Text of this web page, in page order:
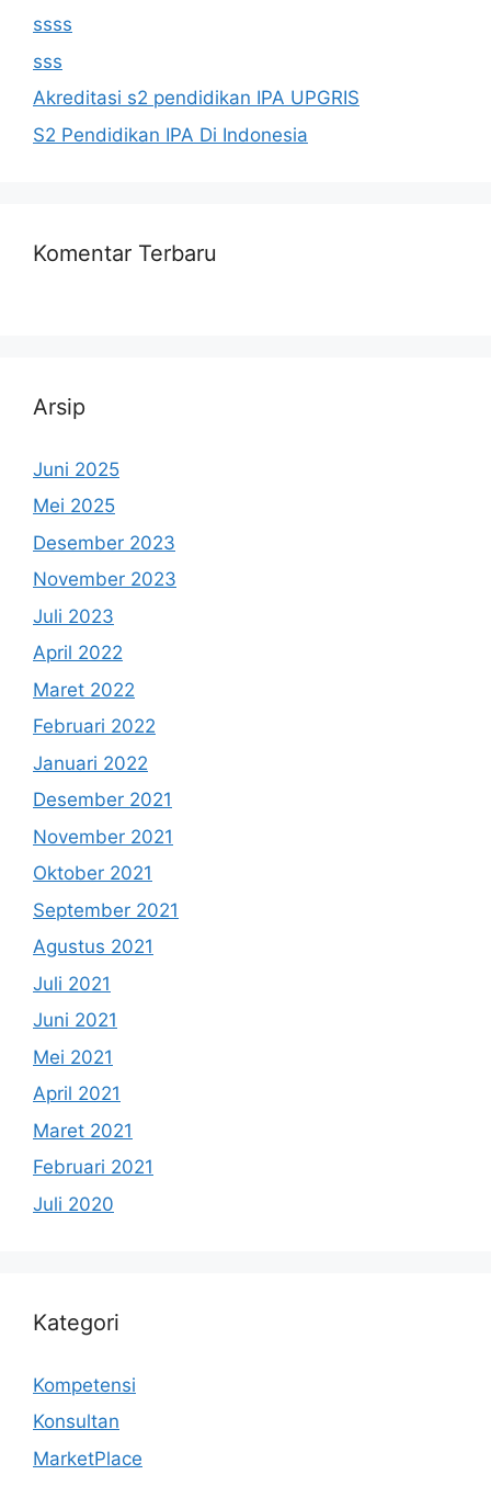
ssss
sss
Akreditasi s2 pendidikan IPA UPGRIS
S2 Pendidikan IPA Di Indonesia
Komentar Terbaru
Arsip
Juni 2025
Mei 2025
Desember 2023
November 2023
Juli 2023
April 2022
Maret 2022
Februari 2022
Januari 2022
Desember 2021
November 2021
Oktober 2021
September 2021
Agustus 2021
Juli 2021
Juni 2021
Mei 2021
April 2021
Maret 2021
Februari 2021
Juli 2020
Kategori
Kompetensi
Konsultan
MarketPlace